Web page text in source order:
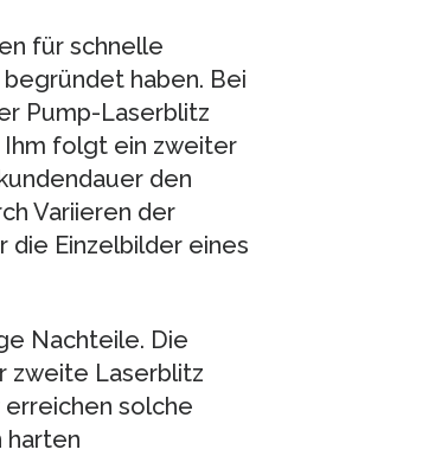
für schnelle
haben. Bei
Pump-Laserblitz
Ihm folgt ein zweiter
den
Variieren der
die Einzelbilder eines
Nachteile. Die
zweite Laserblitz
solche
harten